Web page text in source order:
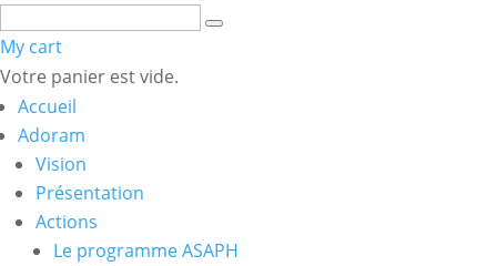
My cart
Votre panier est vide.
Accueil
Adoram
Vision
Présentation
Actions
Le programme ASAPH